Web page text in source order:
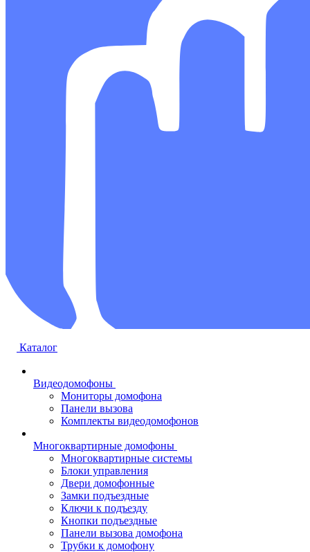
Каталог
Видеодомофоны
Мониторы домофона
Панели вызова
Комплекты видеодомофонов
Многоквартирные домофоны
Многоквартирные системы
Блоки управления
Двери домофонные
Замки подъездные
Ключи к подъезду
Кнопки подъездные
Панели вызова домофона
Трубки к домофону